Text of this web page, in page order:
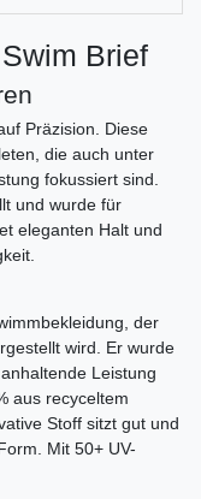
Brief
Präzision. Diese
die auch unter
fokussiert sind.
und wurde für
eleganten Halt und
der
wird. Er wurde
Leistung
aus recyceltem
Stoff sitzt gut und
Mit 50+ UV-